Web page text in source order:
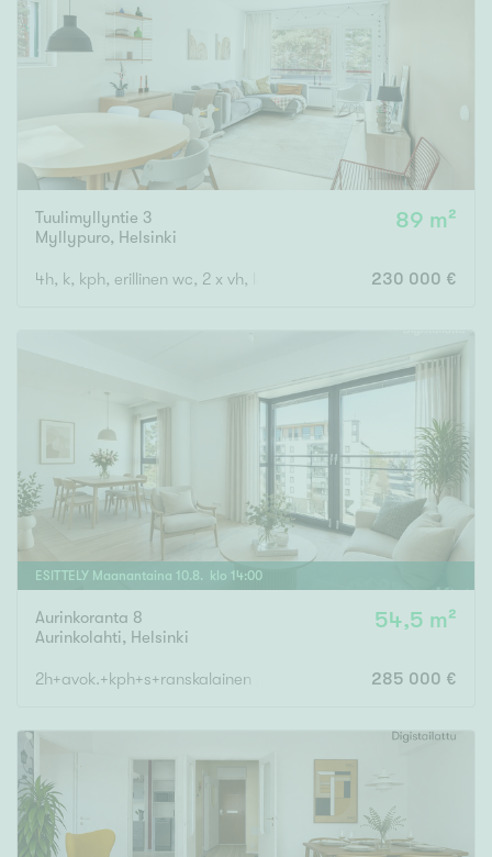
Hinta
000 000 €
Pinta-ala
Asuinpinta-ala Kokonaispinta-ala
m²
Uudiskohteet
Vain uudiskohteet Ei uudiskohteita
Arvokohteet
Vain arvokohteet Ei arvokohteita
Kunto
Tyydyttävä
Välttävä
Tuulimyllyntie 3
Myllypuro, Helsinki
89 m²
4h, k, kph, erillinen wc, 2 x vh, lasitettu parveke 230 000 €
ESITTELY Maanantaina 10.8. klo 14:00
Aurinkoranta 8
Aurinkolahti, Helsinki
54,5 m²
2h+avok.+kph+s+ranskalainen parv. 285 000 €